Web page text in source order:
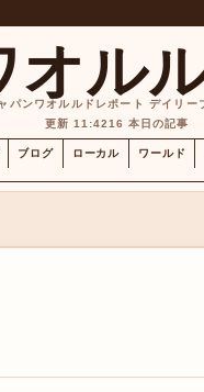
ル
パンワオルルドレポート デイリー
更新 11:4216 本日の記事
ブログ ローカル ワールド